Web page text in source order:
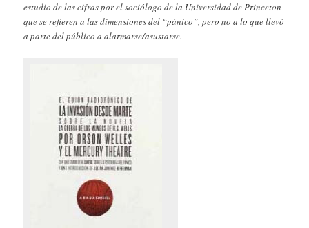
estudio de las cifras por el sociólogo de la Universidad de Princeton
que se refieren a las dimensiones del “pánico”, pero no a lo que llevó
a parte del público a alarmarse/asustarse.